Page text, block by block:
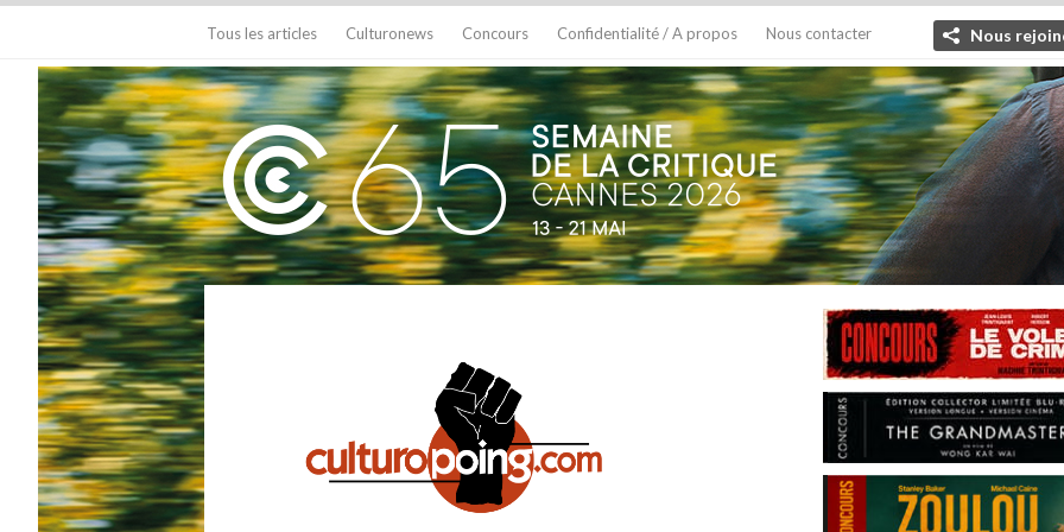
Tous les articles Culturonews Concours Confidentialité / A propos Nous contacter Nous